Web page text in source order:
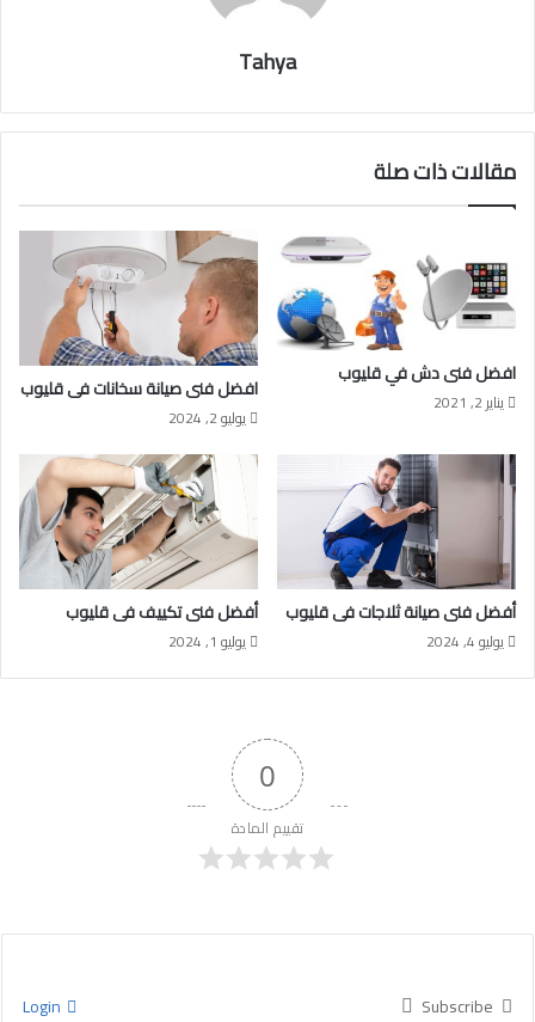
Tahya
مقالات ذات صلة
افضل فنى دش في قليوب
يناير 2, 2021 افضل فنى صيانة سخانات فى قليوب
يوليو 2, 2024
أفضل فنى صيانة ثلاجات فى قليوب
يوليو 4, 2024
أفضل فنى تكييف فى قليوب
يوليو 1, 2024
0
تقييم المادة
Subscribe